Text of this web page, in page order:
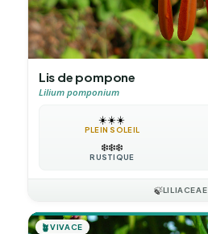
Lis de pompone
Lilium pomponium
☀️☀️☀️
PLEIN SOLEIL
❄️❄️❄️
RUSTIQUE
🍃LILIACEAE
🪴VIVACE